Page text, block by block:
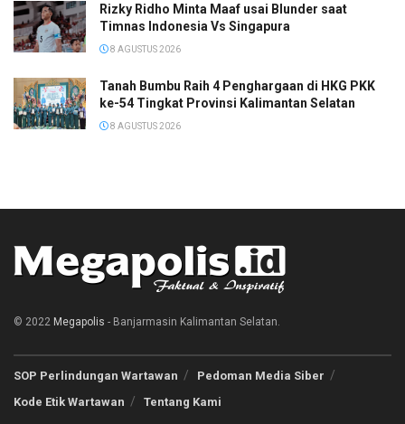
Rizky Ridho Minta Maaf usai Blunder saat
Timnas Indonesia Vs Singapura
8 AGUSTUS 2026
Tanah Bumbu Raih 4 Penghargaan di HKG PKK
ke-54 Tingkat Provinsi Kalimantan Selatan
8 AGUSTUS 2026
© 2022 Megapolis - Banjarmasin Kalimantan Selatan.
SOP Perlindungan Wartawan
Pedoman Media Siber
Kode Etik Wartawan
Tentang Kami